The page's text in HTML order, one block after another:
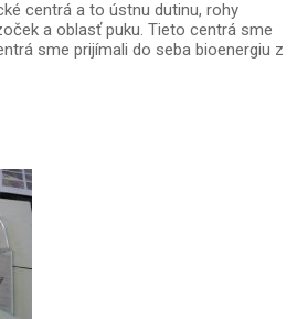
centrá a to ústnu dutinu, rohy
a oblasť puku. Tieto centrá sme
sme prijímali do seba bioenergiu z